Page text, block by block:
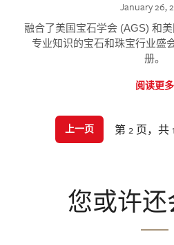
January 26,
融合了美国宝石学会 (AGS) 和
专业知识的宝石和珠宝行业盛
册。
阅读更多
上一页 第 2 页，共
您或许还